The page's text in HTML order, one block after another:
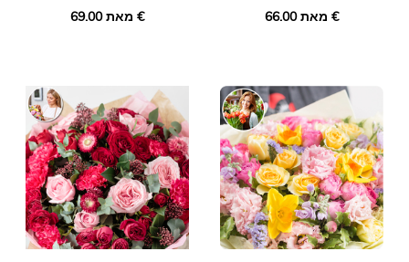
מאת ‏69.00 €
מאת ‏66.00 €